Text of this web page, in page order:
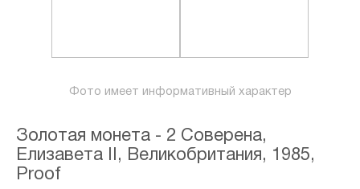
Фото имеет информативный характер
Золотая монета - 2 Соверена,
Елизавета II, Великобритания, 1985,
Proof